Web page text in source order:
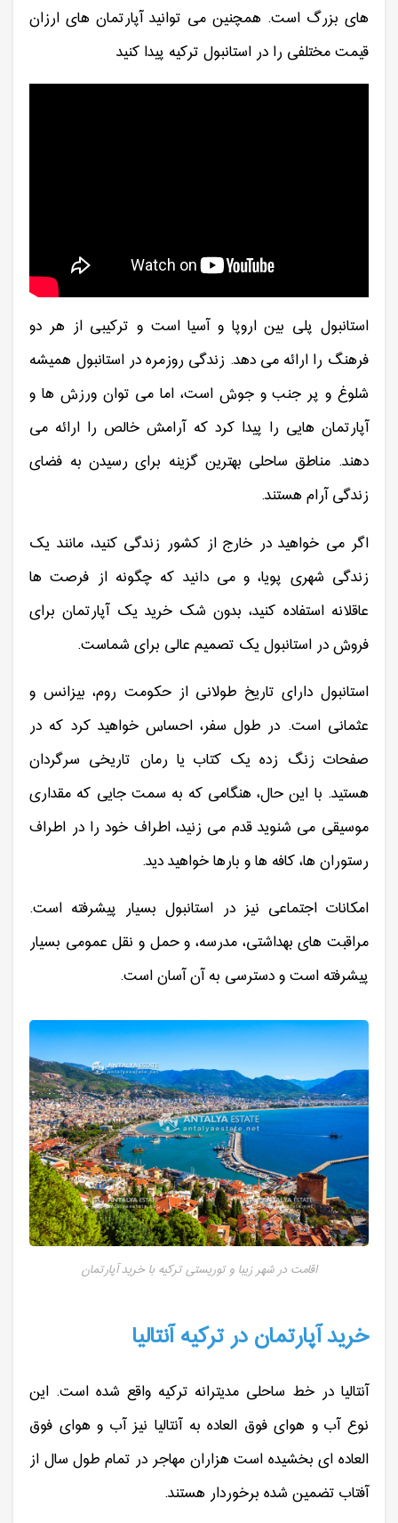
های بزرگ است. همچنین می توانید آپارتمان های ارزان
قیمت مختلفی را در استانبول ترکیه پیدا کنید
استانبول پلی بین اروپا و آسیا است و ترکیبی از هر دو
فرهنگ را ارائه می دهد. زندگی روزمره در استانبول همیشه
شلوغ و پر جنب و جوش است، اما می توان ورزش ها و
آپارتمان هایی را پیدا کرد که آرامش خالص را ارائه می
دهند. مناطق ساحلی بهترین گزینه برای رسیدن به فضای
زندگی آرام هستند.
اگر می خواهید در خارج از کشور زندگی کنید، مانند یک
زندگی شهری پویا، و می دانید که چگونه از فرصت ها
عاقلانه استفاده کنید، بدون شک خرید یک آپارتمان برای
فروش در استانبول یک تصمیم عالی برای شماست.
استانبول دارای تاریخ طولانی از حکومت روم، بیزانس و
عثمانی است. در طول سفر، احساس خواهید کرد که در
صفحات زنگ زده یک کتاب یا رمان تاریخی سرگردان
هستید. با این حال، هنگامی که به سمت جایی که مقداری
موسیقی می شنوید قدم می زنید، اطراف خود را در اطراف
رستوران ها، کافه ها و بارها خواهید دید.
امکانات اجتماعی نیز در استانبول بسیار پیشرفته است.
مراقبت های بهداشتی، مدرسه، و حمل و نقل عمومی بسیار
پیشرفته است و دسترسی به آن آسان است.
اقامت در شهر زیبا و توریستی ترکیه با خرید آپارتمان
خرید آپارتمان در ترکیه آنتالیا
آنتالیا در خط ساحلی مدیترانه ترکیه واقع شده است. این
نوع آب و هوای فوق العاده به آنتالیا نیز آب و هوای فوق
العاده ای بخشیده است هزاران مهاجر در تمام طول سال از
آفتاب تضمین شده برخوردار هستند.